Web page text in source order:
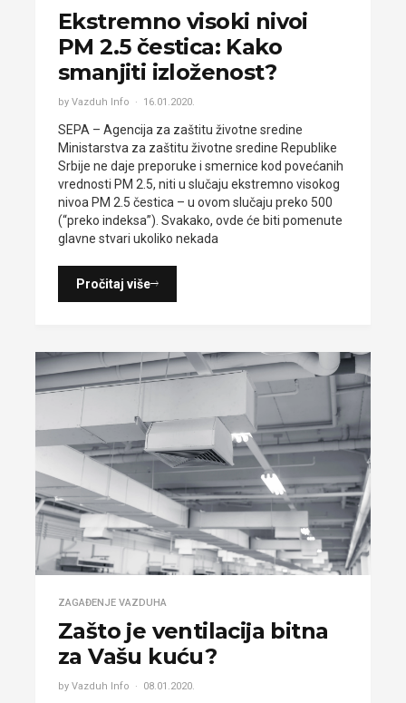
Ekstremno visoki nivoi
PM 2.5 čestica: Kako
smanjiti izloženost?
by Vazduh Info 16.01.2020.
SEPA – Agencija za zaštitu životne sredine
Ministarstva za zaštitu životne sredine Republike
Srbije ne daje preporuke i smernice kod povećanih
vrednosti PM 2.5, niti u slučaju ekstremno visokog
nivoa PM 2.5 čestica – u ovom slučaju preko 500
(“preko indeksa”). Svakako, ovde će biti pomenute
glavne stvari ukoliko nekada
Pročitaj više
ZAGAĐENJE VAZDUHA
Zašto je ventilacija bitna
za Vašu kuću?
by Vazduh Info 08.01.2020.